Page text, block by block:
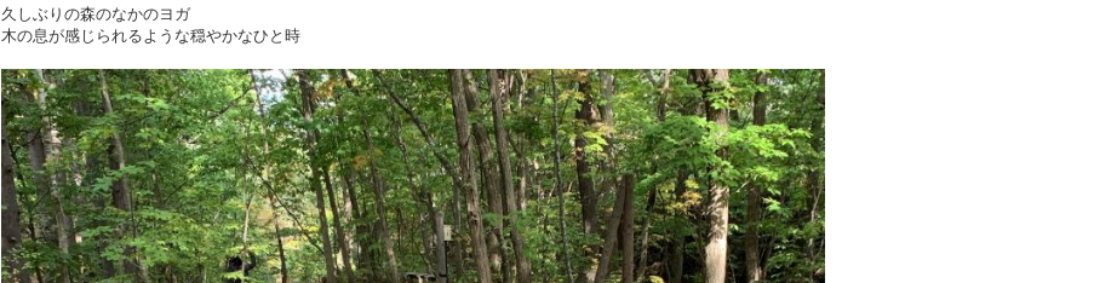
久しぶりの森のなかのヨガ
木の息が感じられるような穏やかなひと時